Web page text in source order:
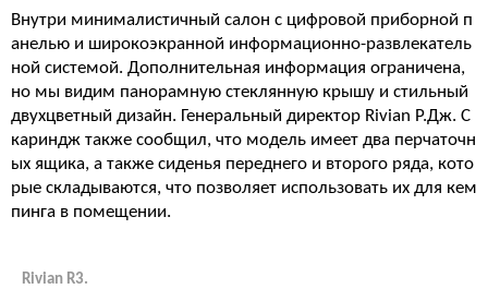
Внутри минималистичный салон с цифровой приборной п
анелью и широкоэкранной информационно-развлекатель
ной системой. Дополнительная информация ограничена,
но мы видим панорамную стеклянную крышу и стильный
двухцветный дизайн. Генеральный директор Rivian Р.Дж. С
кариндж также сообщил, что модель имеет два перчаточн
ых ящика, а также сиденья переднего и второго ряда, кото
рые складываются, что позволяет использовать их для кем
пинга в помещении.
Rivian R3.